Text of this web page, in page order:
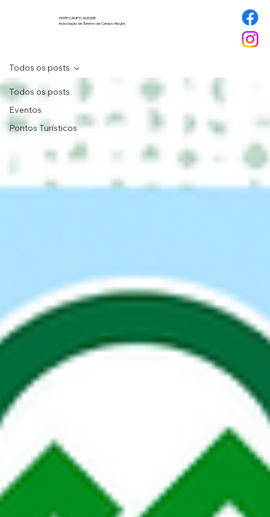
VISITE CAMPO ALEGRE
Associação de Turismo de Campo Alegre
Todos os posts
Eventos
Pontos Turísticos
Todos os posts